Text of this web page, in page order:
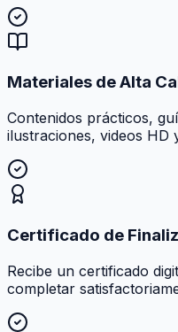
Materiales de Alta
Contenidos prácticos,
ilustraciones, videos HD
Certificado de
Recibe un certificado
completar